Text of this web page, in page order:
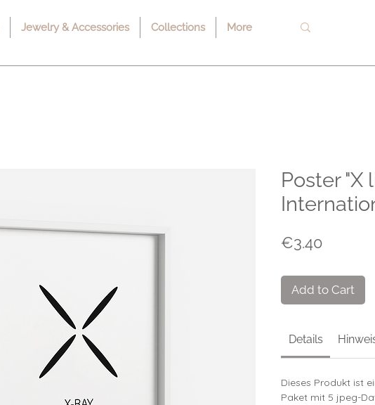
Jewelry & Accessories Collections More
Poster "X
€3.40Price
Add to Cart
Details
Dieses Produkt ist
Paket mit 5 jpeg-